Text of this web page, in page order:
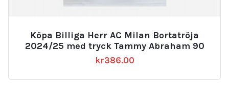
Köpa Billiga Herr AC Milan Bortatröja
2024/25 med tryck Tammy Abraham 90
kr386.00